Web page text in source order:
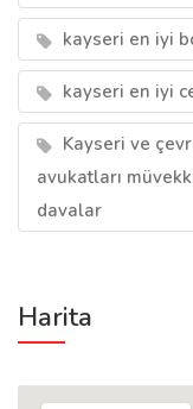
kayseri en iyi
kayseri en iyi
Kayseri ve
avukatları
davalar
Harita